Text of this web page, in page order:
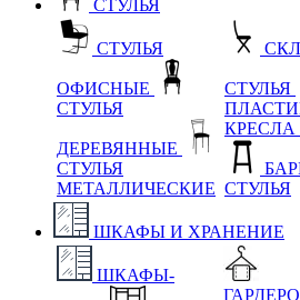
СТУЛЬЯ
СТУЛЬЯ
ОФИСНЫЕ
СТУЛЬЯ
ДЕРЕВЯННЫЕ
СТУЛЬЯ
МЕТАЛЛИЧЕСКИЕ
СТУЛЬЯ
КРЕСЛА
СТУЛЬЯ
ШКАФЫ И ХРАНЕНИЕ
ШКАФЫ-